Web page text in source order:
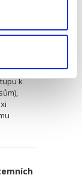
,Otakar Ludvík
k